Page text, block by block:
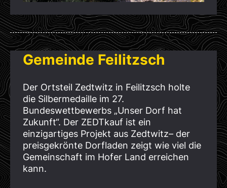
Gemeinde Feilitzsch
Der Ortsteil Zedtwitz in Feilitzsch holte
die Silbermedaille im 27.
Bundeswettbewerbs „Unser Dorf hat
Zukunft“. Der ZEDTkauf ist ein
einzigartiges Projekt aus Zedtwitz– der
preisgekrönte Dorfladen zeigt wie viel die
Gemeinschaft im Hofer Land erreichen
kann.